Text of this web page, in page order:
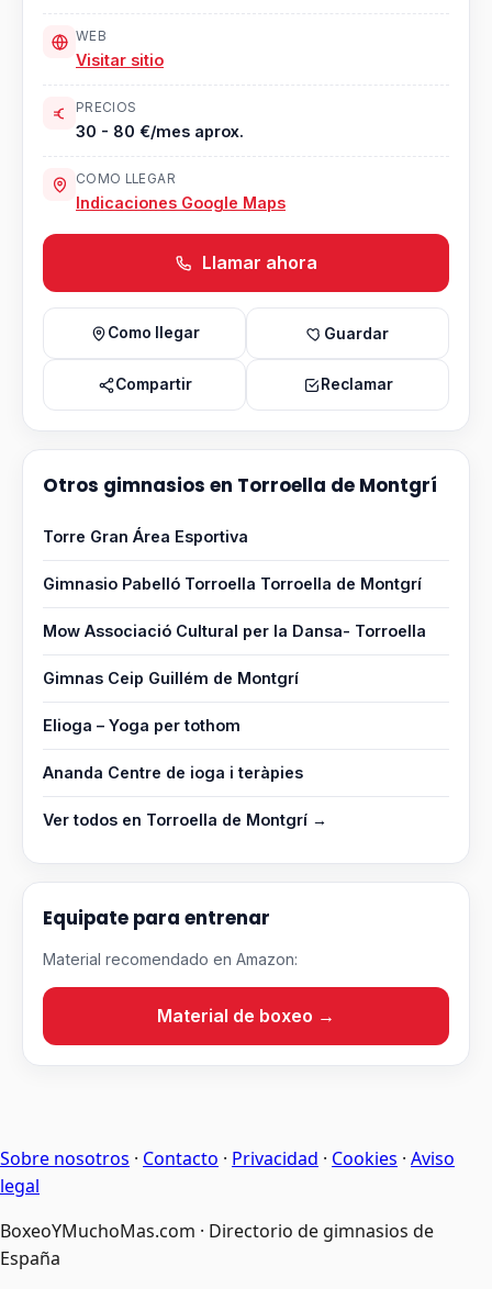
WEB
Visitar sitio
PRECIOS
30 - 80 €/mes aprox.
COMO LLEGAR
Indicaciones Google Maps
Llamar ahora
Como llegar Guardar
Compartir Reclamar
Otros gimnasios en Torroella de Montgrí
Torre Gran Área Esportiva
Gimnasio Pabelló Torroella Torroella de Montgrí
Mow Associació Cultural per la Dansa- Torroella
Gimnas Ceip Guillém de Montgrí
Elioga – Yoga per tothom
Ananda Centre de ioga i teràpies
Ver todos en Torroella de Montgrí →
Equipate para entrenar
Material recomendado en Amazon:
Material de boxeo →
Sobre nosotros · Contacto · Privacidad · Cookies · Aviso
legal
BoxeoYMuchoMas.com · Directorio de gimnasios de
España